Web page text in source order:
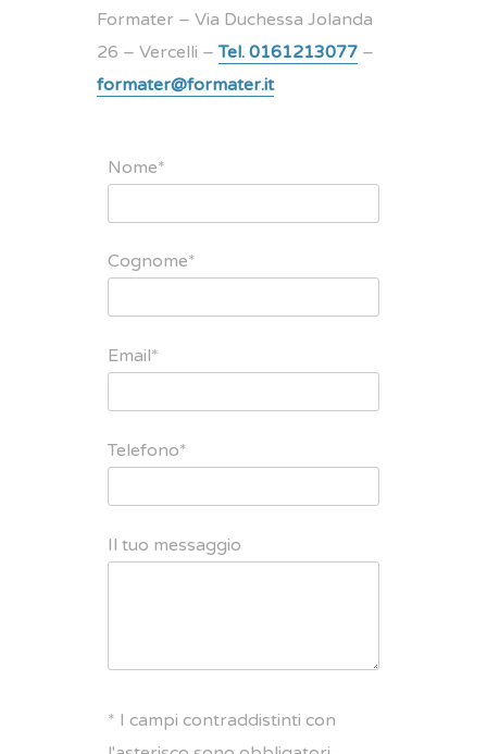
Formater – Via Duchessa Jolanda
26 – Vercelli –Tel. 0161213077 –
formater@formater.it
Nome*
Cognome*
Email*
Telefono*
Il tuo messaggio
* I campi contraddistinti con